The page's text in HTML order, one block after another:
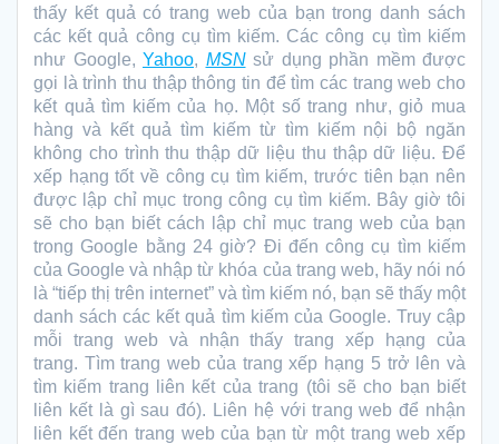
thấy kết quả có trang web của bạn trong danh sách
các kết quả công cụ tìm kiếm. Các công cụ tìm kiếm
như Google, Yahoo, MSNsử dụng phần mềm được
gọi là trình thu thập thông tin để tìm các trang web cho
kết quả tìm kiếm của họ. Một số trang như, giỏ mua
hàng và kết quả tìm kiếm từ tìm kiếm nội bộ ngăn
không cho trình thu thập dữ liệu thu thập dữ liệu. Để
xếp hạng tốt về công cụ tìm kiếm, trước tiên bạn nên
được lập chỉ mục trong công cụ tìm kiếm. Bây giờ tôi
sẽ cho bạn biết cách lập chỉ mục trang web của bạn
trong Google bằng 24 giờ? Đi đến công cụ tìm kiếm
của Google và nhập từ khóa của trang web, hãy nói nó
là “tiếp thị trên internet” và tìm kiếm nó, bạn sẽ thấy một
danh sách các kết quả tìm kiếm của Google. Truy cập
mỗi trang web và nhận thấy trang xếp hạng của
trang. Tìm trang web của trang xếp hạng 5 trở lên và
tìm kiếm trang liên kết của trang (tôi sẽ cho bạn biết
liên kết là gì sau đó). Liên hệ với trang web để nhận
liên kết đến trang web của bạn từ một trang web xếp